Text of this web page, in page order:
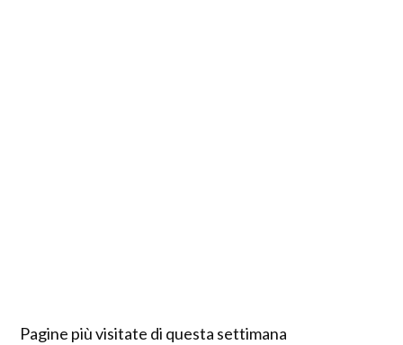
Pagine più visitate di questa settimana